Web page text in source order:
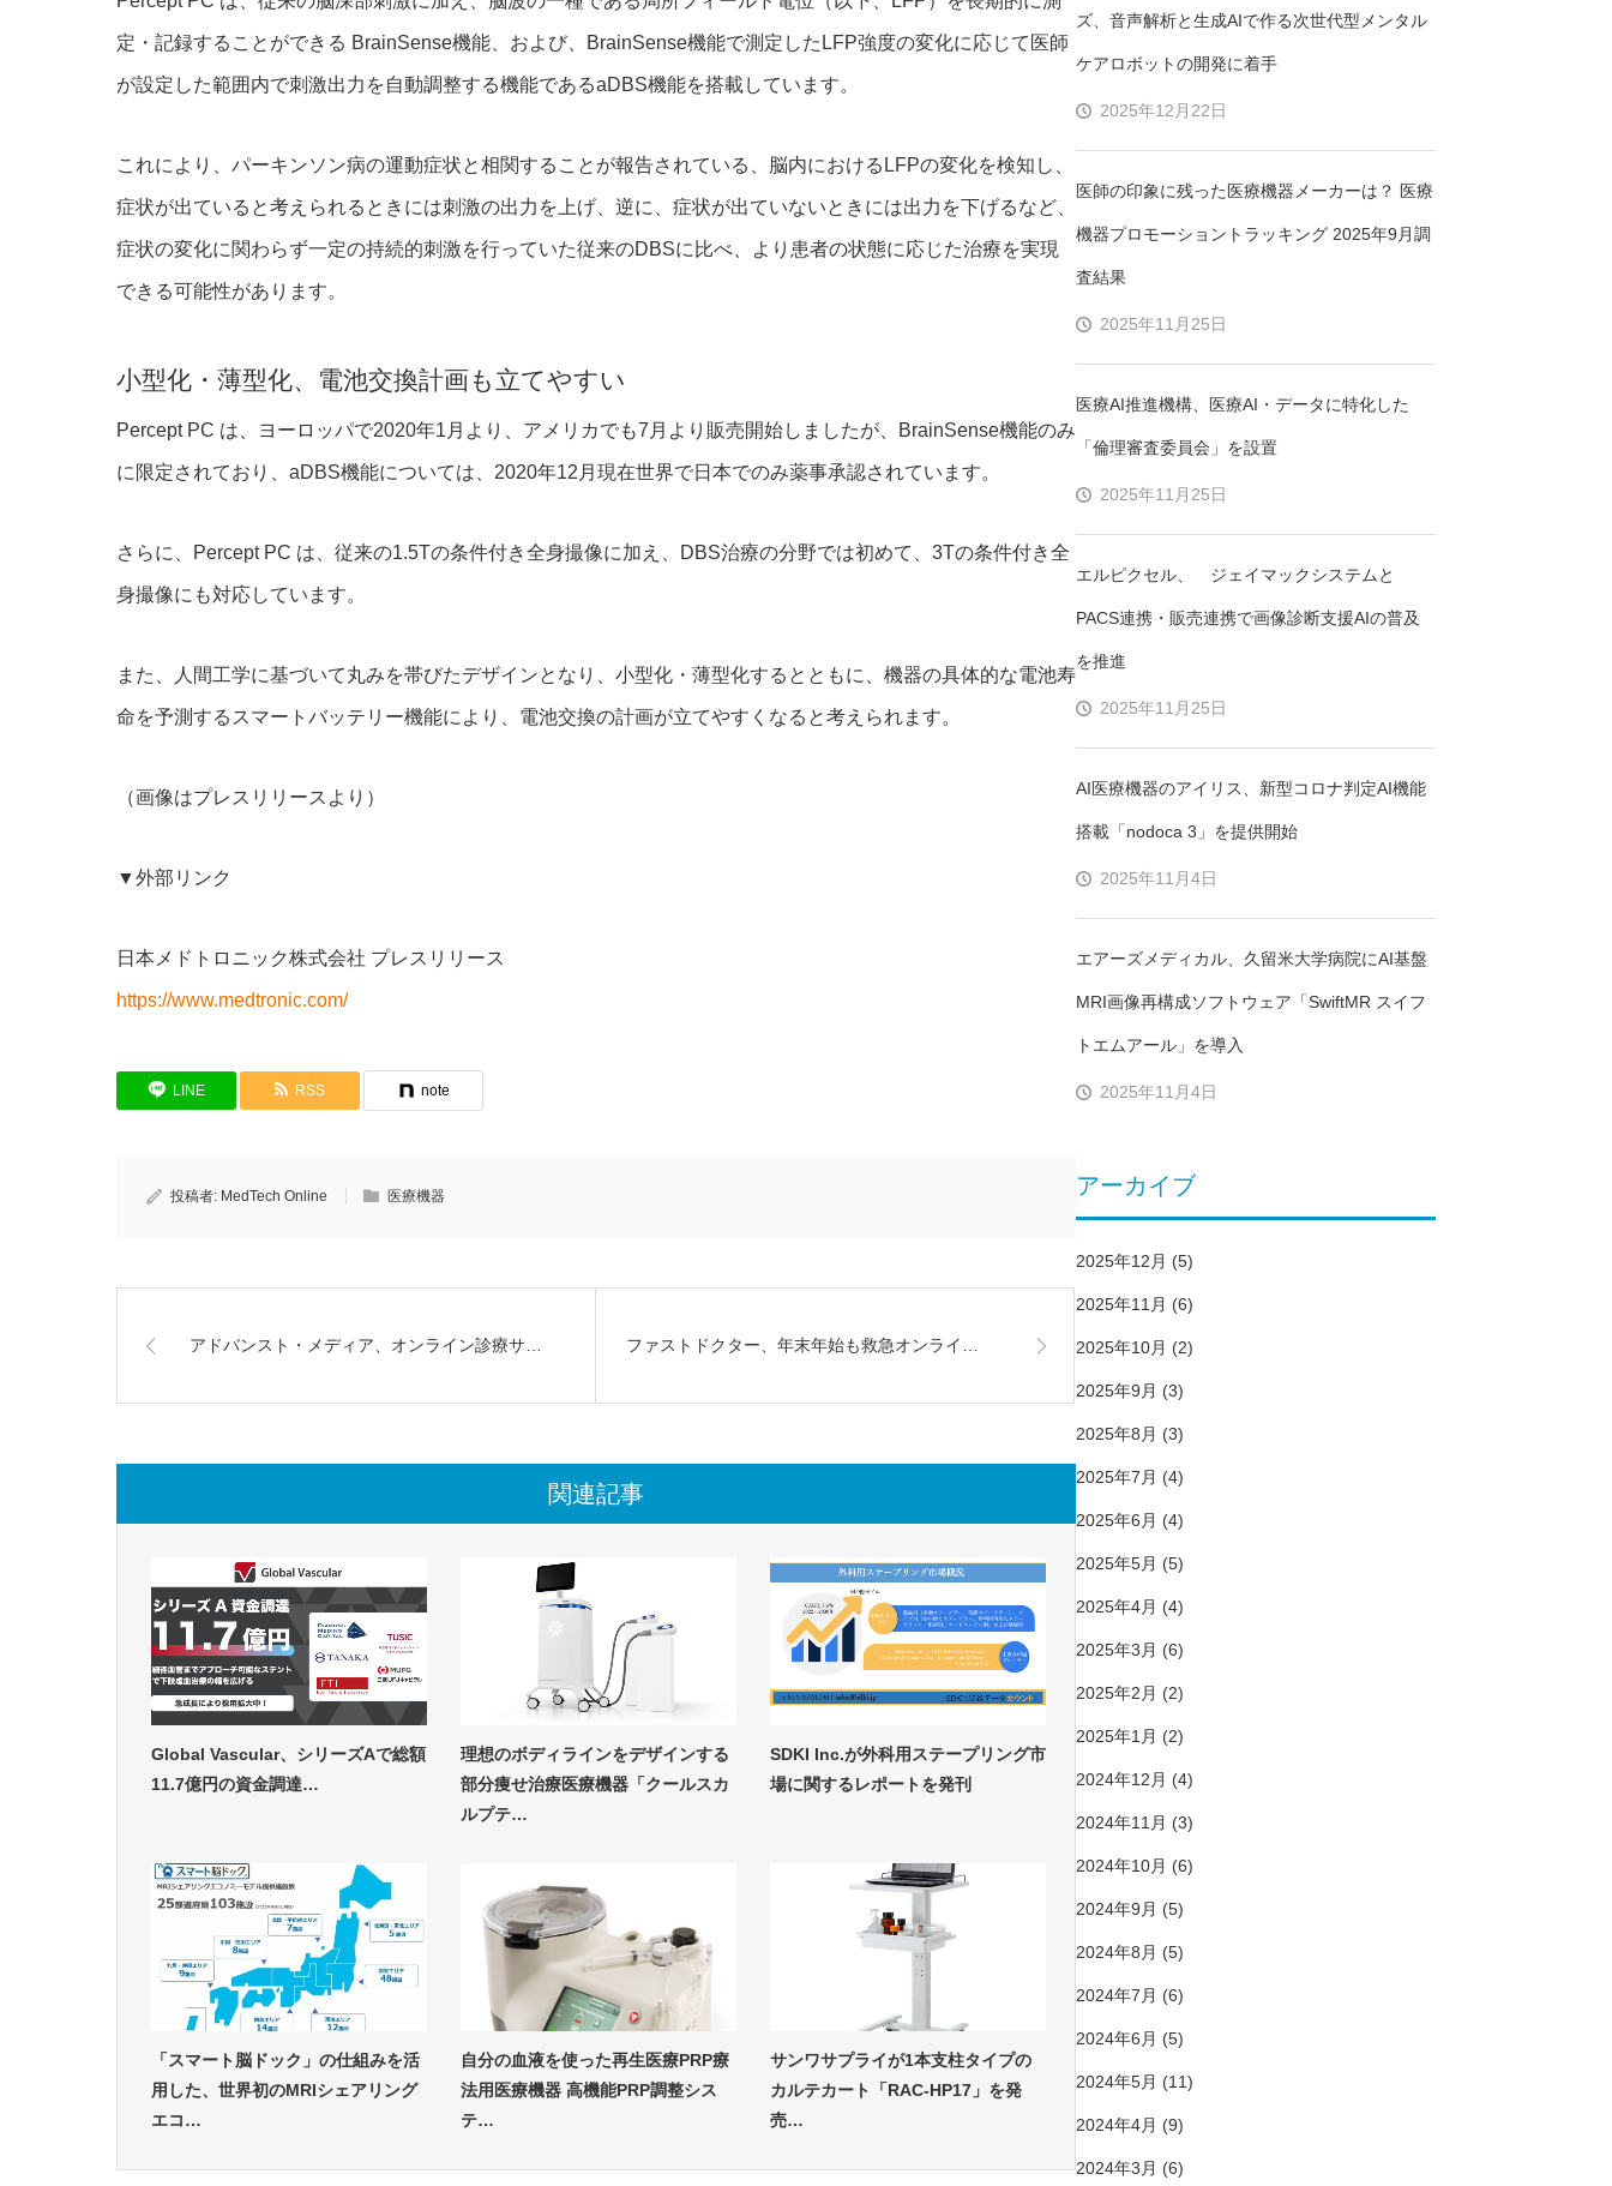
定・記録することができる BrainSense機能、および、BrainSense機能で測定したLFP強度の変化に応じて医師
が設定した範囲内で刺激出力を自動調整する機能であるaDBS機能を搭載しています。
これにより、パーキンソン病の運動症状と相関することが報告されている、脳内におけるLFPの変化を検知し、
症状が出ていると考えられるときには刺激の出力を上げ、逆に、症状が出ていないときには出力を下げるなど、
症状の変化に関わらず一定の持続的刺激を行っていた従来のDBSに比べ、より患者の状態に応じた治療を実現
できる可能性があります。
小型化・薄型化、電池交換計画も立てやすい
Percept PC は、ヨーロッパで2020年1月より、アメリカでも7月より販売開始しましたが、BrainSense機能のみ
に限定されており、aDBS機能については、2020年12月現在世界で日本でのみ薬事承認されています。
さらに、Percept PC は、従来の1.5Tの条件付き全身撮像に加え、DBS治療の分野では初めて、3Tの条件付き全
身撮像にも対応しています。
また、人間工学に基づいて丸みを帯びたデザインとなり、小型化・薄型化するとともに、機器の具体的な電池寿
命を予測するスマートバッテリー機能により、電池交換の計画が立てやすくなると考えられます。
（画像はプレスリリースより）
▼外部リンク
日本メドトロニック株式会社 プレスリリース
https://www.medtronic.com/
LINE RSS note
投稿者: MedTech Online 医療機器
アドバンスト・メディア、オンライン診療サ… ファストドクター、年末年始も救急オンライ…
関連記事
Global Vascular、シリーズAで総額
11.7億円の資金調達…
理想のボディラインをデザインする
部分痩せ治療医療機器「クールスカ
ルプテ…
SDKI Inc.が外科用ステープリング市
場に関するレポートを発刊
「スマート脳ドック」の仕組みを活
用した、世界初のMRIシェアリング
エコ…
自分の血液を使った再生医療PRP療
法用医療機器 高機能PRP調整シス
テ…
サンワサプライが1本支柱タイプの
カルテカート「RAC-HP17」を発
売…
ズ、音声解析と生成AIで作る次世代型メンタル
ケアロボットの開発に着手
2025年12月22日
医師の印象に残った医療機器メーカーは？ 医療
機器プロモーショントラッキング 2025年9月調
査結果
2025年11月25日
医療AI推進機構、医療AI・データに特化した
「倫理審査委員会」を設置
2025年11月25日
エルピクセル、 ジェイマックシステムと
PACS連携・販売連携で画像診断支援AIの普及
を推進
2025年11月25日
AI医療機器のアイリス、新型コロナ判定AI機能
搭載「nodoca 3」を提供開始
2025年11月4日
エアーズメディカル、久留米大学病院にAI基盤
MRI画像再構成ソフトウェア「SwiftMR スイフ
トエムアール」を導入
2025年11月4日
アーカイブ
2025年12月 (5)
2025年11月 (6)
2025年10月 (2)
2025年9月 (3)
2025年8月 (3)
2025年7月 (4)
2025年6月 (4)
2025年5月 (5)
2025年4月 (4)
2025年3月 (6)
2025年2月 (2)
2025年1月 (2)
2024年12月 (4)
2024年11月 (3)
2024年10月 (6)
2024年9月 (5)
2024年8月 (5)
2024年7月 (6)
2024年6月 (5)
2024年5月 (11)
2024年4月 (9)
2024年3月 (6)